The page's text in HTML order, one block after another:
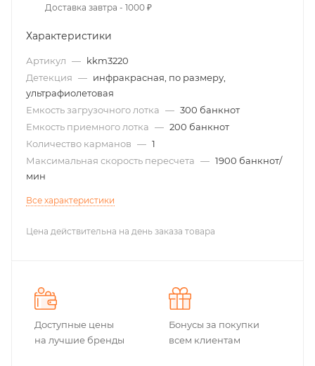
Доставка завтра - 1000 ₽
Характеристики
Артикул — kkm3220
Детекция — инфракрасная, по размеру,
ультрафиолетовая
Емкость загрузочного лотка — 300 банкнот
Емкость приемного лотка — 200 банкнот
Количество карманов — 1
Максимальная скорость пересчета — 1900 банкнот/
мин
Все характеристики
Цена действительна на день заказа товара
Доступные цены
на лучшие бренды
Бонусы за покупки
всем клиентам